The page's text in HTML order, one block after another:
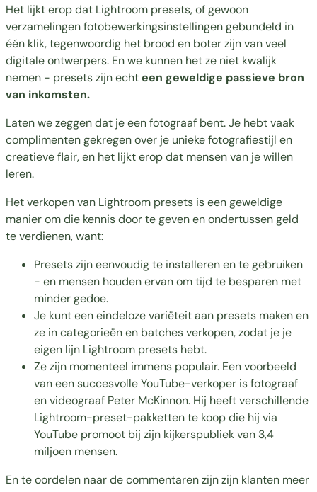
Het lijkt erop dat Lightroom presets, of gewoon
verzamelingen fotobewerkingsinstellingen gebundeld in
één klik, tegenwoordig het brood en boter zijn van veel
digitale ontwerpers. En we kunnen het ze niet kwalijk
nemen - presets zijn echteen geweldige passieve bron
van inkomsten.
Laten we zeggen dat je een fotograaf bent. Je hebt vaak
complimenten gekregen over je unieke fotografiestijl en
creatieve flair, en het lijkt erop dat mensen van je willen
leren.
Het verkopen van Lightroom presets is een geweldige
manier om die kennis door te geven en ondertussen geld
te verdienen, want:
Presets zijn eenvoudig te installeren en te gebruiken
- en mensen houden ervan om tijd te besparen met
minder gedoe.
Je kunt een eindeloze variëteit aan presets maken en
ze in categorieën en batches verkopen, zodat je je
eigen lijn Lightroom presets hebt.
Ze zijn momenteel immens populair. Een voorbeeld
van een succesvolle YouTube-verkoper is fotograaf
en videograaf Peter McKinnon. Hij heeft verschillende
Lightroom-preset-pakketten te koop die hij via
YouTube promoot bij zijn kijkerspubliek van 3,4
miljoen mensen.
En te oordelen naar de commentaren zijn zijn klanten meer